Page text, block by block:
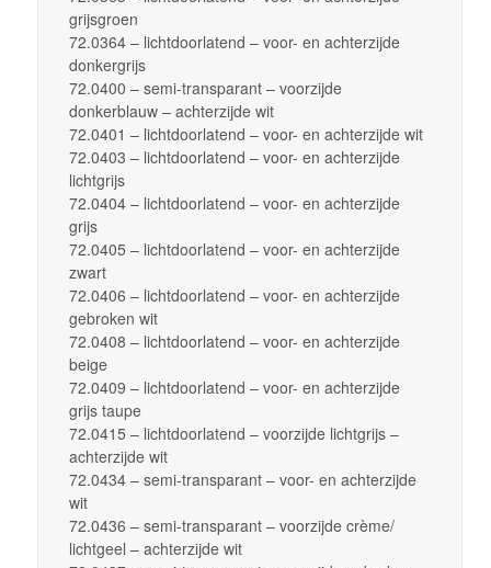
grijsgroen
72.0364 – lichtdoorlatend – voor- en achterzijde
donkergrijs
72.0400 – semi-transparant – voorzijde
donkerblauw – achterzijde wit
72.0401 – lichtdoorlatend – voor- en achterzijde wit
72.0403 – lichtdoorlatend – voor- en achterzijde
lichtgrijs
72.0404 – lichtdoorlatend – voor- en achterzijde
grijs
72.0405 – lichtdoorlatend – voor- en achterzijde
zwart
72.0406 – lichtdoorlatend – voor- en achterzijde
gebroken wit
72.0408 – lichtdoorlatend – voor- en achterzijde
beige
72.0409 – lichtdoorlatend – voor- en achterzijde
grijs taupe
72.0415 – lichtdoorlatend – voorzijde lichtgrijs –
achterzijde wit
72.0434 – semi-transparant – voor- en achterzijde
wit
72.0436 – semi-transparant – voorzijde crème/
lichtgeel – achterzijde wit